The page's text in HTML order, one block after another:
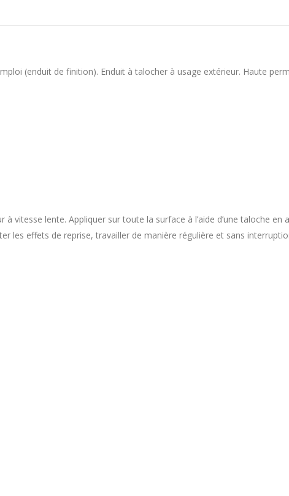
(enduit de finition). Enduit à talocher à usage extérieur. Haute
vitesse lente. Appliquer sur toute la surface à l’aide d’une taloche
les effets de reprise, travailler de manière régulière et sans